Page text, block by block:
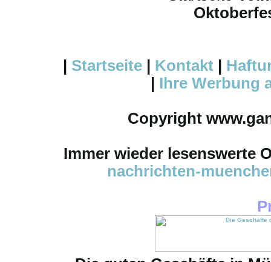
Startseite Kontakt
Ihre Werbung
Copyright
Immer wieder lesenswerte
nachrichten-